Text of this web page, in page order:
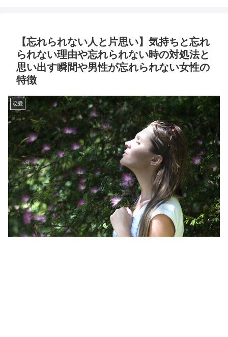
【忘れられない人と片思い】気持ちと忘れ
られない理由や忘れられない時の対処法と
思い出す瞬間や男性が忘れられない女性の
特徴
恋愛